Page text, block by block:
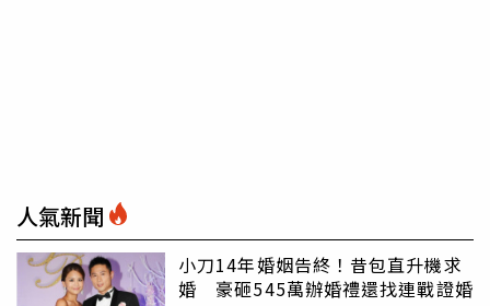
人氣新聞
小刀14年婚姻告終！昔包直升機求
婚 豪砸545萬辦婚禮還找連戰證婚